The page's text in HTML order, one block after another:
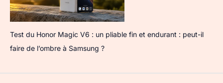
Test du Honor Magic V6 : un pliable fin et endurant : peut-il
faire de l’ombre à Samsung ?